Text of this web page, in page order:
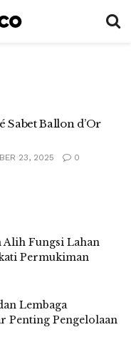
Sabet Ballon d’Or
23, 2025 0
Fungsi Lahan
Permukiman
Lembaga
Penting Pengelolaan